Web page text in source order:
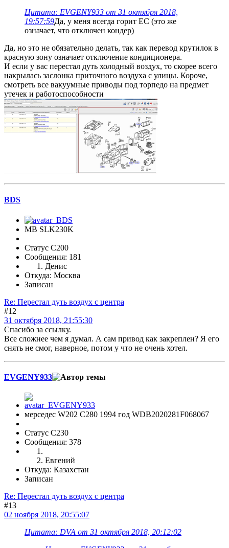
Цитата: EVGENY933 от 31 октября 2018,
19:57:59Да, у меня всегда горит ЕС (это же
означает, что отключен кондер)
Да, но это не обязательно делать, так как перевод крутилок в
красную зону означает отключение кондиционера.
И если у вас перестал дуть холодный воздух, то скорее всего
накрылась заслонка приточного воздуха с улицы. Короче,
смотреть все вакуумные приводы под торпедо на предмет
утечек и работоспособности
BDS
MB SLK230K
Статус C200
Сообщения: 181
Денис
Откуда: Москва
Записан
Re: Перестал дуть воздух с центра
#12
31 октября 2018, 21:55:30
Спасибо за ссылку.
Все сложнее чем я думал. А сам привод как закреплен? Я его
снять не смог, наверное, потом у что не очень хотел.
EVGENY933
мерседес W202 С280 1994 год WDB2020281F068067
Статус C230
Сообщения: 378
Евгений
Откуда: Казахстан
Записан
Re: Перестал дуть воздух с центра
#13
02 ноября 2018, 20:55:07
Цитата: DVA от 31 октября 2018, 20:12:02